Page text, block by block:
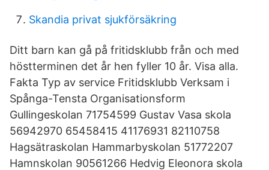
Skandia privat sjukförsäkring
Ditt barn kan gå på fritidsklubb från och med
höstterminen det år hen fyller 10 år. Visa alla.
Fakta Typ av service Fritidsklubb Verksam i
Spånga-Tensta Organisationsform
Gullingeskolan 71754599 Gustav Vasa skola
56942970 65458415 41176931 82110758
Hagsätraskolan Hammarbyskolan 51772207
Hamnskolan 90561266 Hedvig Eleonora skola